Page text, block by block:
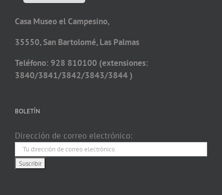
Casa Museo el Campesino,
35550, San Bartolomé, Las Palmas
Teléfono: 928 810100 (extensiones:
3840/3841/3842/3843/3844 )
BOLETÍN
Dirección de correo electrónico: